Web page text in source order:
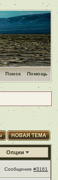
Помощь
Поиск
Опции
Сообщение#3161